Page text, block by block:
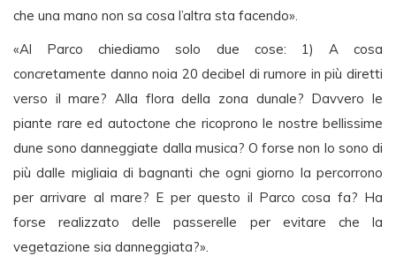
che una mano non sa cosa l’altra sta facendo».
«Al Parco chiediamo solo due cose: 1) A cosa
concretamente danno noia 20 decibel di rumore in più diretti
verso il mare? Alla flora della zona dunale? Davvero le
piante rare ed autoctone che ricoprono le nostre bellissime
dune sono danneggiate dalla musica? O forse non lo sono di
più dalle migliaia di bagnanti che ogni giorno la percorrono
per arrivare al mare? E per questo il Parco cosa fa? Ha
forse realizzato delle passerelle per evitare che la
vegetazione sia danneggiata?».